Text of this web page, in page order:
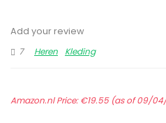
Add your review
7
Heren Kleding
Amazon.nl Price:€19.55(as of 09/04/